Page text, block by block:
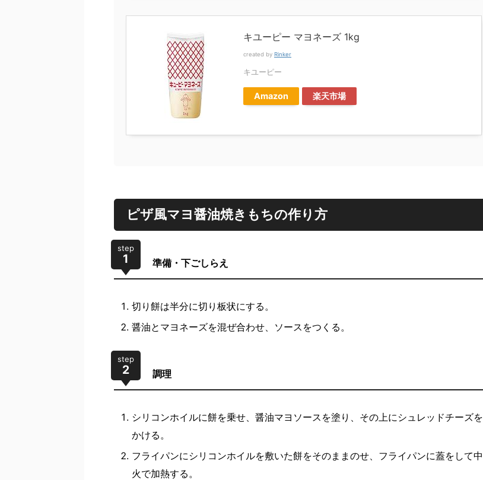
キユーピー マヨネーズ 1kg
created by Rinker
キユーピー
Amazon 楽天市場
ピザ風マヨ醤油焼きもちの作り方
step
1 準備・下ごしらえ
切り餅は半分に切り板状にする。
醤油とマヨネーズを混ぜ合わせ、ソースをつくる。
step
2 調理
シリコンホイルに餅を乗せ、醤油マヨソースを塗り、その上にシュレッドチーズを
かける。
フライパンにシリコンホイルを敷いた餅をそのままのせ、フライパンに蓋をして中
火で加熱する。